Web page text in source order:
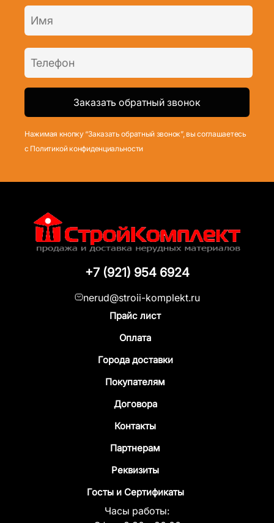
Нажимая кнопку “Заказать обратный звонок”, вы соглашаетесь
с Политикой конфиденциальности
+7 (921) 954 6924
nerud@stroii-komplekt.ru
Прайс лист
Оплата
Города доставки
Покупателям
Договора
Контакты
Партнерам
Реквизиты
Госты и Сертификаты
Часы работы: